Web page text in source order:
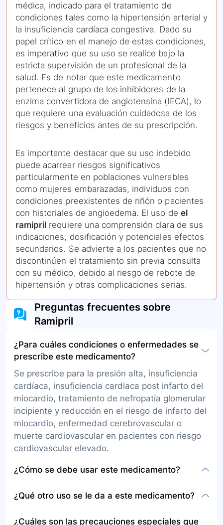
médica, indicado para el tratamiento de
condiciones tales como la hipertensión arterial y
la insuficiencia cardíaca congestiva. Dado su
papel crítico en el manejo de estas condiciones,
es imperativo que su uso se realice bajo la
estricta supervisión de un profesional de la
salud. Es de notar que este medicamento
pertenece al grupo de los inhibidores de la
enzima convertidora de angiotensina (IECA), lo
que requiere una evaluación cuidadosa de los
riesgos y beneficios antes de su prescripción.
Es importante destacar que su uso indebido
puede acarrear riesgos significativos
particularmente en poblaciones vulnerables
como mujeres embarazadas, individuos con
condiciones preexistentes de riñón o pacientes
con historiales de angioedema. El uso de el
ramipril requiere una comprensión clara de sus
indicaciones, dosificación y potenciales efectos
secundarios. Se advierte a los pacientes que no
discontinúen el tratamiento sin previa consulta
con su médico, debido al riesgo de rebote de
hipertensión y otras complicaciones serias.
Preguntas frecuentes sobre
Ramipril
¿Para cuáles condiciones o enfermedades se
prescribe este medicamento?
Se prescribe para la presión alta, insuficiencia
cardíaca, insuficiencia cardiaca post infarto del
miocardio, tratamiento de nefropatía glomerular
incipiente y reducción en el riesgo de infarto del
miocardio, enfermedad cerebrovascular o
muerte cardiovascular en pacientes con riesgo
cardiovascular elevado.
¿Cómo se debe usar este medicamento?
o comprimidos, una o dos veces al día, con o sin
¿Qué otro uso se le da a este medicamento?
¿Cuáles son las precauciones especiales que